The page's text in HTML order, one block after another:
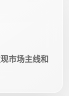
市场主线和